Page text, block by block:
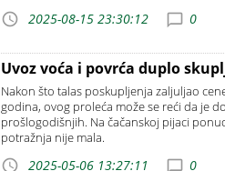
2025-08-15 23:30:12 0
Uvoz voća i povrća duplo
Nakon što talas poskupljenja zaljuljao
godina, ovog proleća može se reći da je
prošlogodišnjih. Na čačanskoj pijaci
potražnja nije mala.
2025-05-06 13:27:11 0